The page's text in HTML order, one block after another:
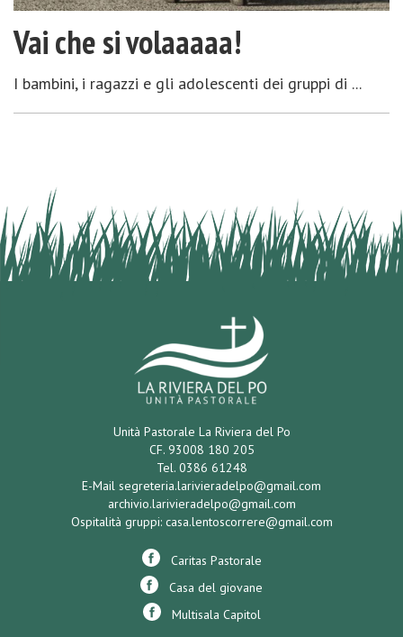
Vai che si volaaaaa!
I bambini, i ragazzi e gli adolescenti dei gruppi di ...
Unità Pastorale La Riviera del Po
CF. 93008 180 205
Tel. 0386 61248
E-Mail segreteria.larivieradelpo@gmail.com
archivio.larivieradelpo@gmail.com
Ospitalità gruppi: casa.lentoscorrere@gmail.com
Caritas Pastorale
Casa del giovane
Multisala Capitol